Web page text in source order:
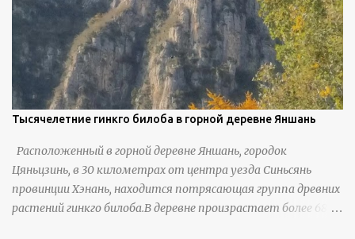
Тысячелетние гинкго билоба в горной деревне Яншань
Расположенный в горной деревне Яншань, городок
Цяньцзинь, в 30 километрах от центра уезда Синьсянь
провинции Хэнань, находится потрясающая группа древних
растений гинкго билоба.В деревне произрастает более 6800